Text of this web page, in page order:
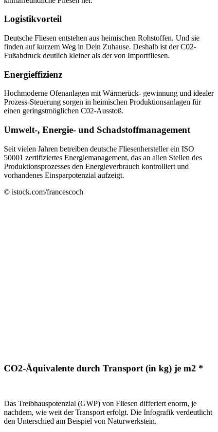
Logistikvorteil
Deutsche Fliesen entstehen aus heimischen Rohstoffen. Und sie
finden auf kurzem Weg in Dein Zuhause. Deshalb ist der C02-
Fußabdruck deutlich kleiner als der von Importfliesen.
Energieffizienz
Hochmoderne Ofenanlagen mit Wärmerück- gewinnung und idealer
Prozess-Steuerung sorgen in heimischen Produktionsanlagen für
einen geringstmöglichen C02-Ausstoß.
Umwelt-, Energie- und Schadstoffmanagement
Seit vielen Jahren betreiben deutsche Fliesenhersteller ein ISO
50001 zertifiziertes Energiemanagement, das an allen Stellen des
Produktionsprozesses den Energieverbrauch kontrolliert und
vorhandenes Einsparpotenzial aufzeigt.
© istock.com/francescoch
CO2-Äquivalente durch Transport (in kg) je m2 *
Das Treibhauspotenzial (GWP) von Fliesen differiert enorm, je
nachdem, wie weit der Transport erfolgt. Die Infografik verdeutlicht
den Unterschied am Beispiel von Naturwerkstein.